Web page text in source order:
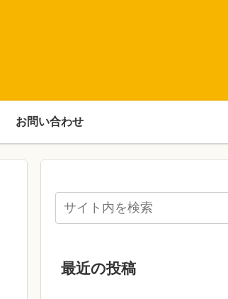
お問い合わせ
最近の投稿